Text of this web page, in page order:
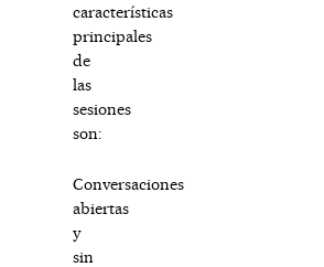
características
principales
de
las
sesiones
son:
Conversaciones
abiertas
y
sin